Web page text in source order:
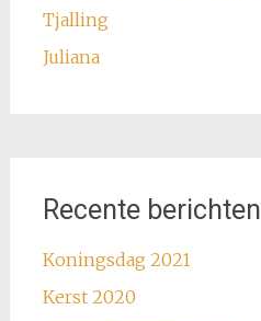
Tjalling
Juliana
Recente berichten
Koningsdag 2021
Kerst 2020